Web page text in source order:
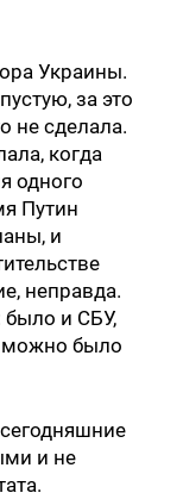
Украины.
за это
не сделала.
когда
одного
Путин
и
неправда.
и СБУ,
можно было
и не